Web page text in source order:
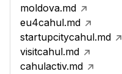
moldova.md
eu4cahul.md
startupcitycahul.md
visitcahul.md
cahulactiv.md